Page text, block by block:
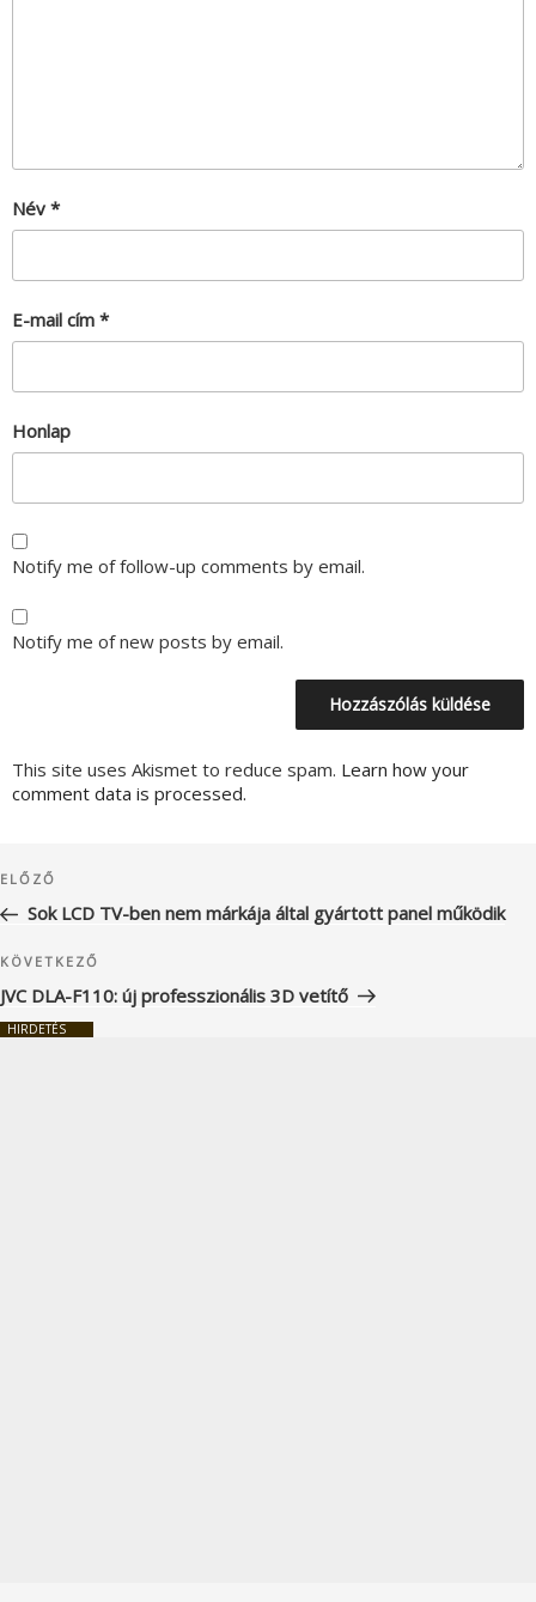
Név *
E-mail cím *
Honlap
Notify me of follow-up comments by email.
Notify me of new posts by email.
This site uses Akismet to reduce spam. Learn how your
comment data is processed.
navigáció
Korábbi
bejegyzés
ELŐZŐ
Sok LCD TV-ben nem márkája által gyártott panel működik
Következő
bejegyzés
KÖVETKEZŐ
JVC DLA-F110: új professzionális 3D vetítő
HIRDETÉS